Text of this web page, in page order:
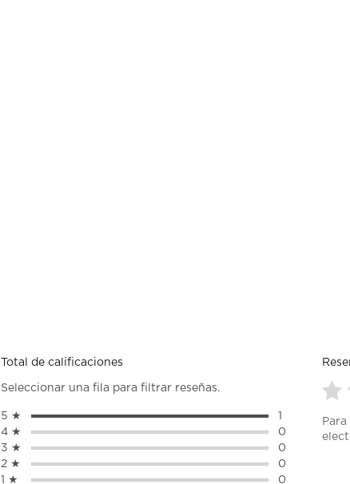
Total de calificaciones
Seleccionar una fila para filtrar reseñas.
5 ★ estrellas
1
1 reseña
4 ★ estrellas
0
0 reseñas
3 ★ estrellas
0
0 reseñas
2 ★ estrellas
0
0 reseñas
1 ★ estrellas
0
para